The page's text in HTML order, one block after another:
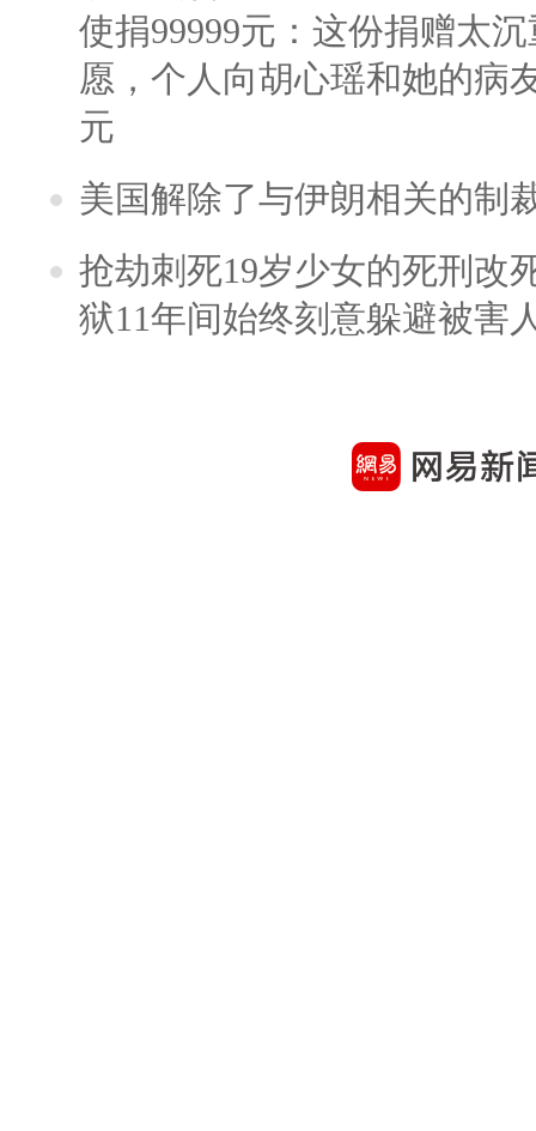
使捐99999元：这份捐赠太
愿，个人向胡心瑶和她的病
元
美国解除了与伊朗相关的制
抢劫刺死19岁少女的死刑改
狱11年间始终刻意躲避被害